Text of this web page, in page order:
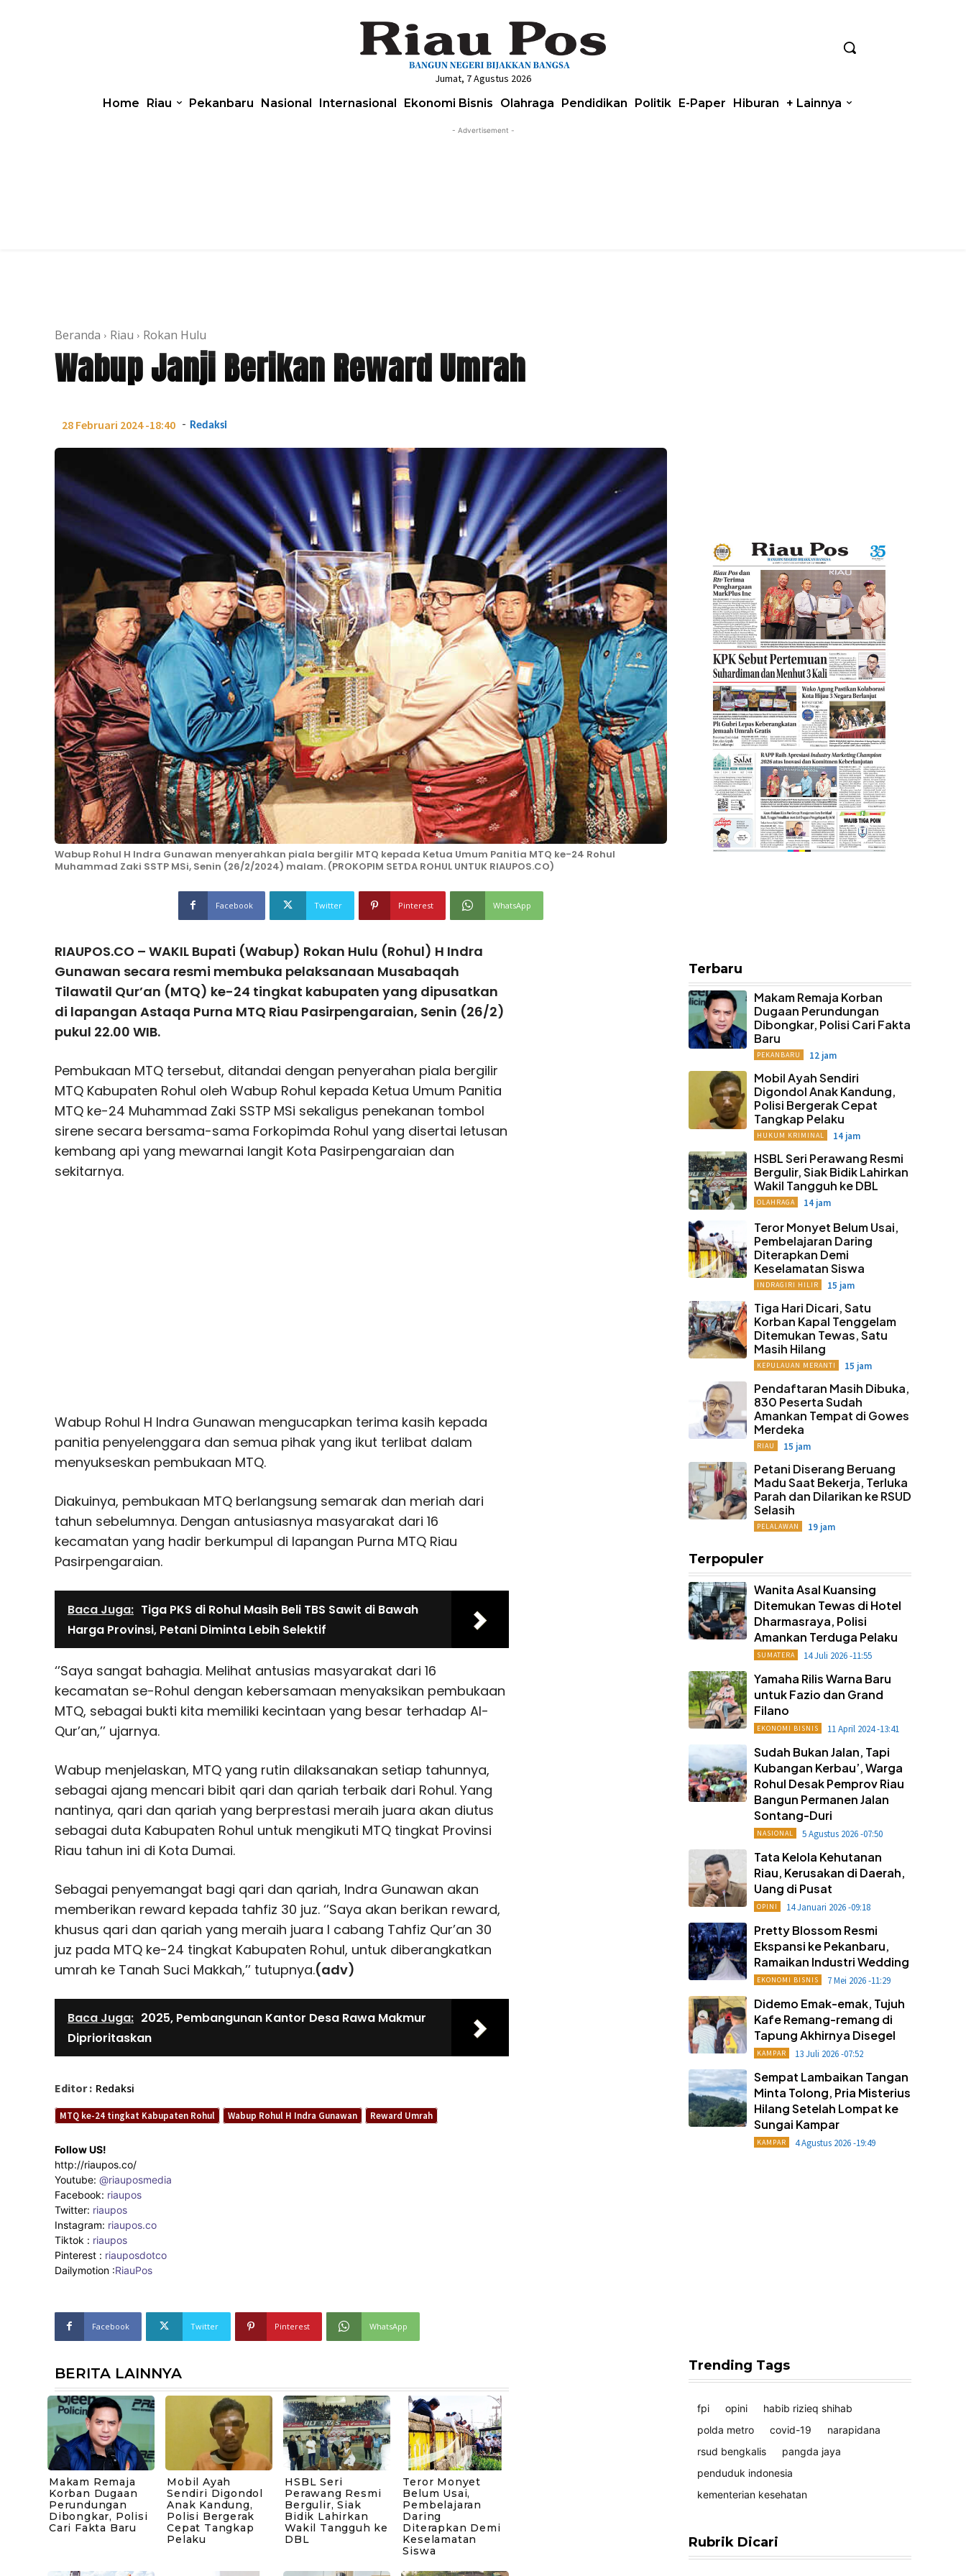
Jumat, 7 Agustus 2026
Home Riau Pekanbaru Nasional Internasional Ekonomi Bisnis Olahraga Pendidikan Politik E-Paper Hiburan + Lainnya
- Advertisement -
Beranda Riau Rokan Hulu
Wabup Janji Berikan Reward Umrah
28 Februari 2024 -18:40 - Redaksi
Wabup Rohul H Indra Gunawan menyerahkan piala bergilir MTQ kepada Ketua Umum Panitia MTQ ke-24 Rohul
Muhammad Zaki SSTP MSi, Senin (26/2/2024) malam. (PROKOPIM SETDA ROHUL UNTUK RIAUPOS.CO)
Facebook Twitter Pinterest WhatsApp
RIAUPOS.CO – WAKIL Bupati (Wabup) Rokan Hulu (Rohul) H Indra
Gunawan secara resmi membuka pelaksanaan Musabaqah
Tilawatil Qur’an (MTQ) ke-24 tingkat kabupaten yang dipusatkan
di lapangan Astaqa Purna MTQ Riau Pasirpengaraian, Senin (26/2)
pukul 22.00 WIB.
Pembukaan MTQ tersebut, ditandai dengan penyerahan piala bergilir
MTQ Kabupaten Rohul oleh Wabup Rohul kepada Ketua Umum Panitia
MTQ ke-24 Muhammad Zaki SSTP MSi sekaligus penekanan tombol
sirene secara bersama-sama Forkopimda Rohul yang disertai letusan
kembang api yang mewarnai langit Kota Pasirpengaraian dan
sekitarnya.
Wabup Rohul H Indra Gunawan mengucapkan terima kasih kepada
panitia penyelenggara dan semua pihak yang ikut terlibat dalam
menyukseskan pembukaan MTQ.
Diakuinya, pembukaan MTQ berlangsung semarak dan meriah dari
tahun sebelumnya. Dengan antusiasnya masyarakat dari 16
kecamatan yang hadir berkumpul di lapangan Purna MTQ Riau
Pasirpengaraian.
Baca Juga: Tiga PKS di Rohul Masih Beli TBS Sawit di Bawah
Harga Provinsi, Petani Diminta Lebih Selektif
‘’Saya sangat bahagia. Melihat antusias masyarakat dari 16
kecamatan se-Rohul dengan kebersamaan menyaksikan pembukaan
MTQ, sebagai bukti kita memiliki kecintaan yang besar terhadap Al-
Qur’an,’’ ujarnya.
Wabup menjelaskan, MTQ yang rutin dilaksanakan setiap tahunnya,
sebagai ajang mencari bibit qari dan qariah terbaik dari Rohul. Yang
nantinya, qari dan qariah yang berprestasi meraih juara akan diutus
sebagai duta Kabupaten Rohul untuk mengikuti MTQ tingkat Provinsi
Riau tahun ini di Kota Dumai.
Sebagai penyemangat bagi qari dan qariah, Indra Gunawan akan
memberikan reward kepada tahfiz 30 juz. ‘’Saya akan berikan reward,
khusus qari dan qariah yang meraih juara I cabang Tahfiz Qur’an 30
juz pada MTQ ke-24 tingkat Kabupaten Rohul, untuk diberangkatkan
umrah ke Tanah Suci Makkah,’’ tutupnya.(adv)
Baca Juga: 2025, Pembangunan Kantor Desa Rawa Makmur
Diprioritaskan
Editor : Redaksi
MTQ ke-24 tingkat Kabupaten Rohul Wabup Rohul H Indra Gunawan Reward Umrah
Follow US!
http://riaupos.co/
Youtube: @riauposmedia
Facebook: riaupos
Twitter: riaupos
Instagram: riaupos.co
Tiktok : riaupos
Pinterest : riauposdotco
Dailymotion :RiauPos
Facebook Twitter Pinterest WhatsApp
BERITA LAINNYA
Makam Remaja
Korban Dugaan
Perundungan
Dibongkar, Polisi
Cari Fakta Baru
Mobil Ayah
Sendiri Digondol
Anak Kandung,
Polisi Bergerak
Cepat Tangkap
Pelaku
HSBL Seri
Perawang Resmi
Bergulir, Siak
Bidik Lahirkan
Wakil Tangguh ke
DBL
Teror Monyet
Belum Usai,
Pembelajaran
Daring
Diterapkan Demi
Keselamatan
Siswa
Terbaru
Makam Remaja Korban
Dugaan Perundungan
Dibongkar, Polisi Cari Fakta
Baru
PEKANBARU 12 jam
Mobil Ayah Sendiri
Digondol Anak Kandung,
Polisi Bergerak Cepat
Tangkap Pelaku
HUKUM KRIMINAL 14 jam
HSBL Seri Perawang Resmi
Bergulir, Siak Bidik Lahirkan
Wakil Tangguh ke DBL
OLAHRAGA 14 jam
Teror Monyet Belum Usai,
Pembelajaran Daring
Diterapkan Demi
Keselamatan Siswa
INDRAGIRI HILIR 15 jam
Tiga Hari Dicari, Satu
Korban Kapal Tenggelam
Ditemukan Tewas, Satu
Masih Hilang
KEPULAUAN MERANTI 15 jam
Pendaftaran Masih Dibuka,
830 Peserta Sudah
Amankan Tempat di Gowes
Merdeka
RIAU 15 jam
Petani Diserang Beruang
Madu Saat Bekerja, Terluka
Parah dan Dilarikan ke RSUD
Selasih
PELALAWAN 19 jam
Terpopuler
Wanita Asal Kuansing
Ditemukan Tewas di Hotel
Dharmasraya, Polisi
Amankan Terduga Pelaku
SUMATERA 14 Juli 2026 -11:55
Yamaha Rilis Warna Baru
untuk Fazio dan Grand
Filano
EKONOMI BISNIS 11 April 2024 -13:41
Sudah Bukan Jalan, Tapi
Kubangan Kerbau’, Warga
Rohul Desak Pemprov Riau
Bangun Permanen Jalan
Sontang-Duri
NASIONAL 5 Agustus 2026 -07:50
Tata Kelola Kehutanan
Riau, Kerusakan di Daerah,
Uang di Pusat
OPINI 14 Januari 2026 -09:18
Pretty Blossom Resmi
Ekspansi ke Pekanbaru,
Ramaikan Industri Wedding
EKONOMI BISNIS 7 Mei 2026 -11:29
Didemo Emak-emak, Tujuh
Kafe Remang-remang di
Tapung Akhirnya Disegel
KAMPAR 13 Juli 2026 -07:52
Sempat Lambaikan Tangan
Minta Tolong, Pria Misterius
Hilang Setelah Lompat ke
Sungai Kampar
KAMPAR 4 Agustus 2026 -19:49
Trending Tags
fpi opini
habib rizieq shihab
polda metro
covid-19
narapidana
rsud bengkalis
pangda jaya
penduduk indonesia
kementerian kesehatan
Rubrik Dicari